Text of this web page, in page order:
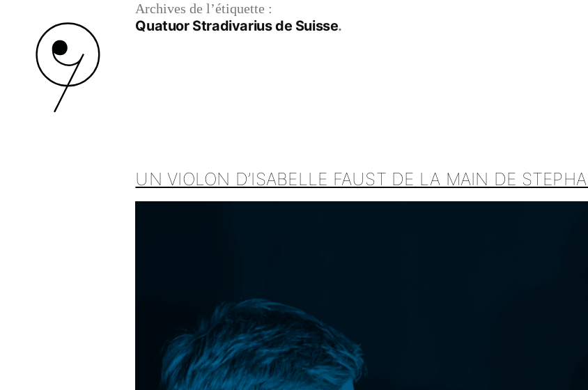
Archives de l’étiquette :
Quatuor Stradivarius de Suisse
UN VIOLON D’ISABELLE FAUST DE LA MAIN DE